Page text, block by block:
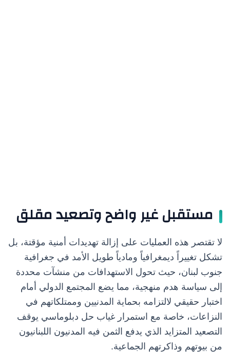
مستقبل غير واضح وتصعيد مقلق
لا تقتصر هذه العمليات على إزالة تهديدات أمنية مؤقتة، بل
تشكل تغييراً ديمغرافياً ومادياً طويل الأمد في جغرافية
جنوب لبنان، حيث تحول الاستهدافات من منشآت محددة
إلى سياسة هدم منهجية، مما يضع المجتمع الدولي أمام
اختبار حقيقي لالتزامه بحماية المدنيين وممتلكاتهم في
النزاعات، خاصة مع استمرار غياب حل دبلوماسي يوقف
التصعيد المتزايد الذي يدفع الثمن فيه المدنيون اللبنانيون
من بيوتهم وذاكرتهم الجماعية.